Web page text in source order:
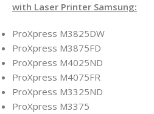
with Laser Printer Samsung:
ProXpress M3825DW
ProXpress M3875FD
ProXpress M4025ND
ProXpress M4075FR
ProXpress M3325ND
ProXpress M3375